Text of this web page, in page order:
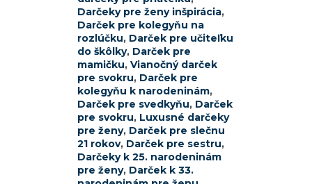
Darčeky pre ženy inšpirácia,
Darček pre kolegyňu na
rozlúčku, Darček pre učiteľku
do škôlky, Darček pre
mamičku, Vianočný darček
pre svokru, Darček pre
kolegyňu k narodeninám,
Darček pre svedkyňu, Darček
pre svokru, Luxusné darčeky
pre ženy, Darček pre slečnu
21 rokov, Darček pre sestru,
Darčeky k 25. narodeninám
pre ženy, Darček k 33.